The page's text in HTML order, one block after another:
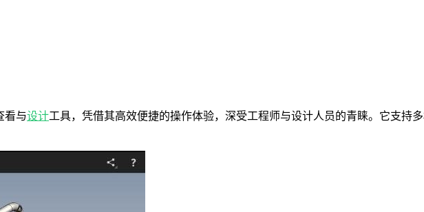
看与设计工具，凭借其高效便捷的操作体验，深受工程师与设计人员的青睐。它支持